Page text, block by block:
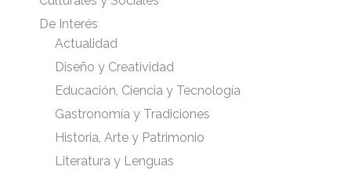
De Interés
Actualidad
Diseño y Creatividad
Educación, Ciencia y Tecnología
Gastronomía y Tradiciones
Historia, Arte y Patrimonio
Literatura y Lenguas